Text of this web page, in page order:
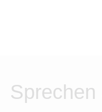
Sprechen